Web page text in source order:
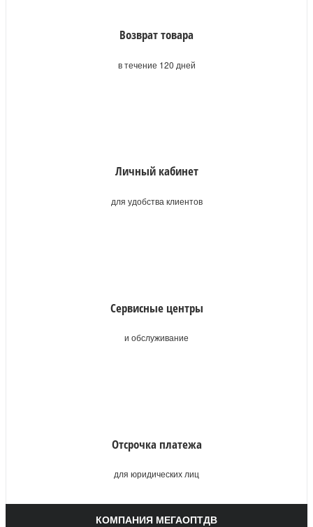
Возврат товара
в течение 120 дней
Личный кабинет
для удобства клиентов
Сервисные центры
и обслуживание
Отсрочка платежа
для юридических лиц
КОМПАНИЯ МЕГАОПТДВ